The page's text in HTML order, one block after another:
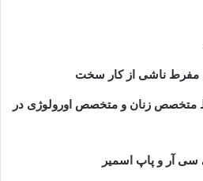
ناشی از کار سخت
متخصص زنان و متخصص اورولوژی در
سی آر و پاپ اسمیر